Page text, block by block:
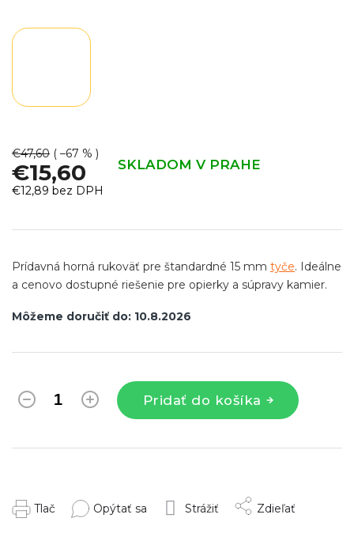
€47,60 ( –67 % )
€15,60 SKLADOM V PRAHE
€12,89 bez DPH
cena:
Môžeme doručiť do: 10.8.2026
Pridať do košíka
Prídavná horná rukoväť pre štandardné 15 mm tyče. Ideálne
a cenovo dostupné riešenie pre opierky a súpravy kamier.
Tlač Opýtať sa Strážiť Zdieľať